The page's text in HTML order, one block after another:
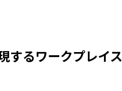
するワークプレイ